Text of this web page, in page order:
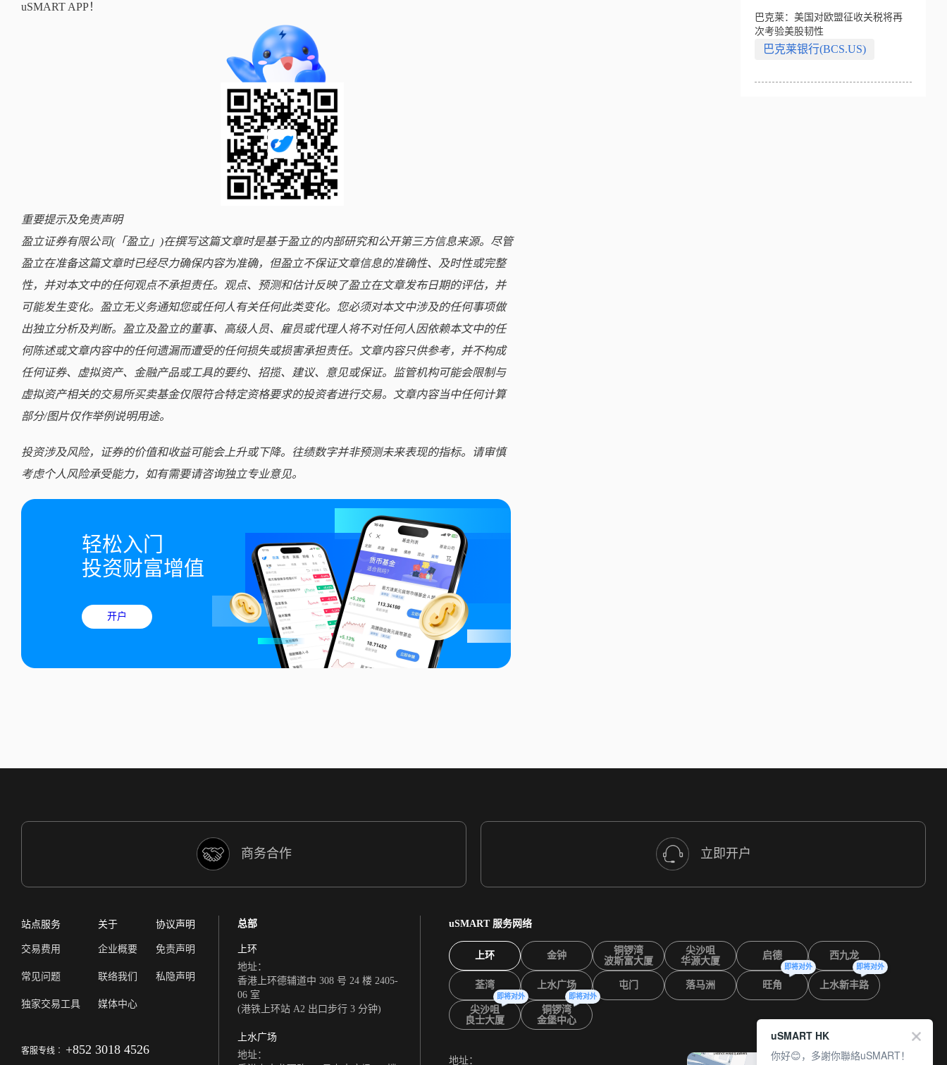
uSMART APP！
重要提示及免责声明
盈立证券有限公司(「盈立」)在撰写这篇文章时是基于盈立的内部研究和公开第三方信息来源。尽管
盈立在准备这篇文章时已经尽力确保内容为准确，但盈立不保证文章信息的准确性、及时性或完整
性，并对本文中的任何观点不承担责任。观点、预测和估计反映了盈立在文章发布日期的评估，并
可能发生变化。盈立无义务通知您或任何人有关任何此类变化。您必须对本文中涉及的任何事项做
出独立分析及判断。盈立及盈立的董事、高级人员、雇员或代理人将不对任何人因依赖本文中的任
何陈述或文章内容中的任何遗漏而遭受的任何损失或损害承担责任。文章内容只供参考，并不构成
任何证券、虚拟资产、金融产品或工具的要约、招揽、建议、意见或保证。监管机构可能会限制与
虚拟资产相关的交易所买卖基金仅限符合特定资格要求的投资者进行交易。文章内容当中任何计算
部分/图片仅作举例说明用途。
投资涉及风险，证券的价值和收益可能会上升或下降。往绩数字并非预测未来表现的指标。请审慎
考虑个人风险承受能力，如有需要请咨询独立专业意见。
轻松入门
投资财富增值
开户
巴克莱：美国对欧盟征收关税将再
次考验美股韧性
巴克莱银行(BCS.US)
商务合作 立即开户
站点服务
交易费用
常见问题
独家交易工具
关于
企业概要
联络我们
媒体中心
协议声明
免责声明
私隐声明
客服专线︰ +852 3018 4526
总部
上环
地址：
香港上环德辅道中 308 号 24 楼 2405-
06 室
(港铁上环站 A2 出口步行 3 分钟)
上水广场
地址：
uSMART 服务网络
上环 金钟
铜锣湾
波斯富大厦
尖沙咀
华源大厦
启德 西九龙
荃湾 上水广场 屯门 落马洲 旺角
即将对外
上水新丰路
即将对外
尖沙咀
良士大厦
即将对外
铜锣湾
金堡中心
即将对外
地址：
uSMART HK
你好😊，多謝你聯絡uSMART！